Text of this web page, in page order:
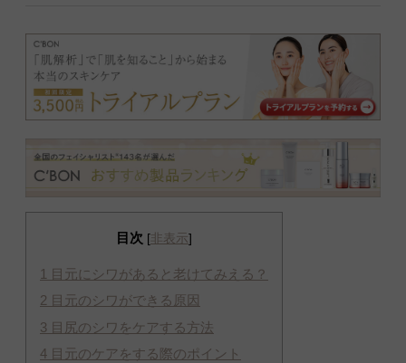
目次 [非表示]
1
目元にシワがあると老けてみえる？
2 目元のシワができる原因
3 目尻のシワをケアする方法
4 目元のケアをする際のポイント